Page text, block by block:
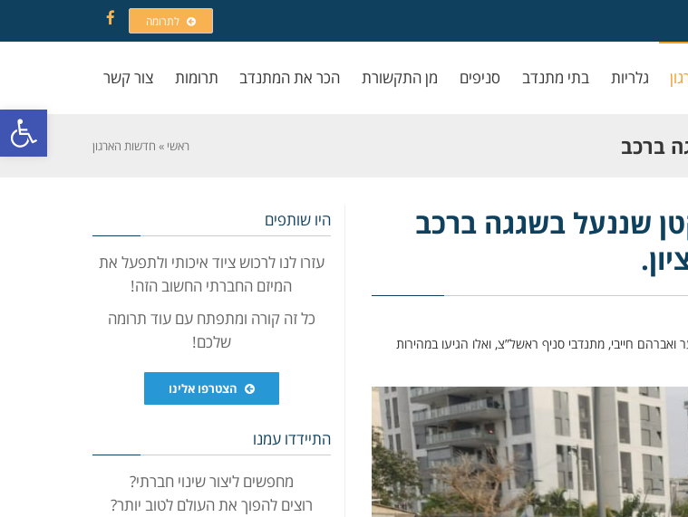
פתח
לתרומה
Facebook
גלריות בתי מתנדב סניפים מן התקשורת הכר את המתנדב תרומות צור קשר
ברכב ראשי » חדשות הארגון
שננעל בשגגה ברכב
חייבי, מתנדבי סניף ראשל”צ, ואלו הגיעו במהירות
היו שותפים
עזרו לנו לרכוש ציוד איכותי ולתפעל את
המיזם החברתי החשוב הזה!
כל זה קורה ומתפתח עם עוד תרומה
שלכם!
הצטרפו אלינו
התיידדו עמנו
מחפשים ליצור שינוי חברתי?
רוצים להפוך את העולם לטוב יותר?